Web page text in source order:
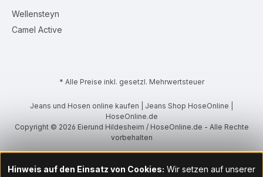
Wellensteyn
Camel Active
* Alle Preise inkl. gesetzl. Mehrwertsteuer
Jeans und Hosen online kaufen | Jeans Shop HoseOnline |
HoseOnline.de
Copyright © 2026 Eierund Hildesheim / HoseOnline.de - Alle Rechte
vorbehalten
Hinweis auf den Einsatz von Cookies: Wir setzen auf unserer